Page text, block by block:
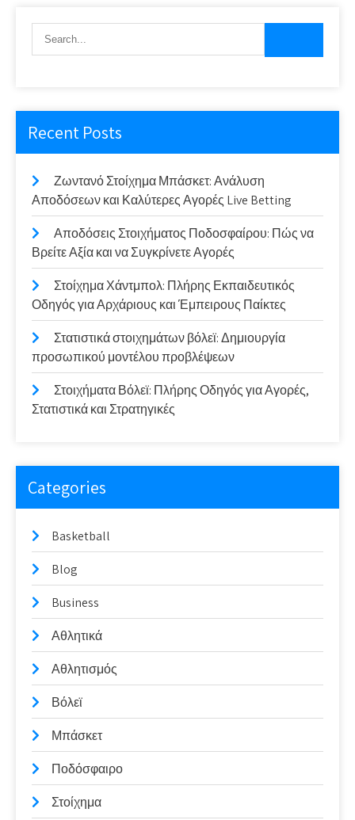
Recent Posts
Ζωντανό Στοίχημα Μπάσκετ: Ανάλυση
Αποδόσεων και Καλύτερες Αγορές Live Betting
Αποδόσεις Στοιχήματος Ποδοσφαίρου: Πώς να
Βρείτε Αξία και να Συγκρίνετε Αγορές
Στοίχημα Χάντμπολ: Πλήρης Εκπαιδευτικός
Οδηγός για Αρχάριους και Έμπειρους Παίκτες
Στατιστικά στοιχημάτων βόλεϊ: Δημιουργία
προσωπικού μοντέλου προβλέψεων
Στοιχήματα Βόλεϊ: Πλήρης Οδηγός για Αγορές,
Στατιστικά και Στρατηγικές
Categories
Basketball
Blog
Business
Αθλητικά
Αθλητισμός
Βόλεϊ
Μπάσκετ
Ποδόσφαιρο
Στοίχημα